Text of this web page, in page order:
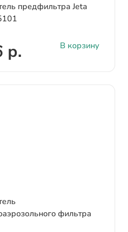
предфильтра Jeta
р. В корзину
фильтра